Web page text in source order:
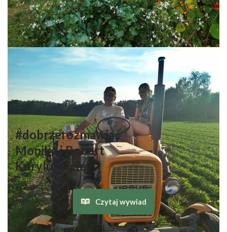
#dobrzerozmawiać
Monika i Robert
Kurylukowie
Czytaj wywiad